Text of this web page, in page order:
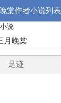
棠作者小说列表
说
月晚棠
足迹